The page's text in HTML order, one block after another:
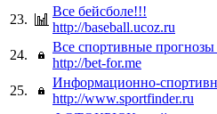
23.
Все бейсболе!!!
http://baseball.ucoz.ru
24.
Все спортивные
http://bet-for.me
25.
Информационно-
http://www.sportfinder.ru